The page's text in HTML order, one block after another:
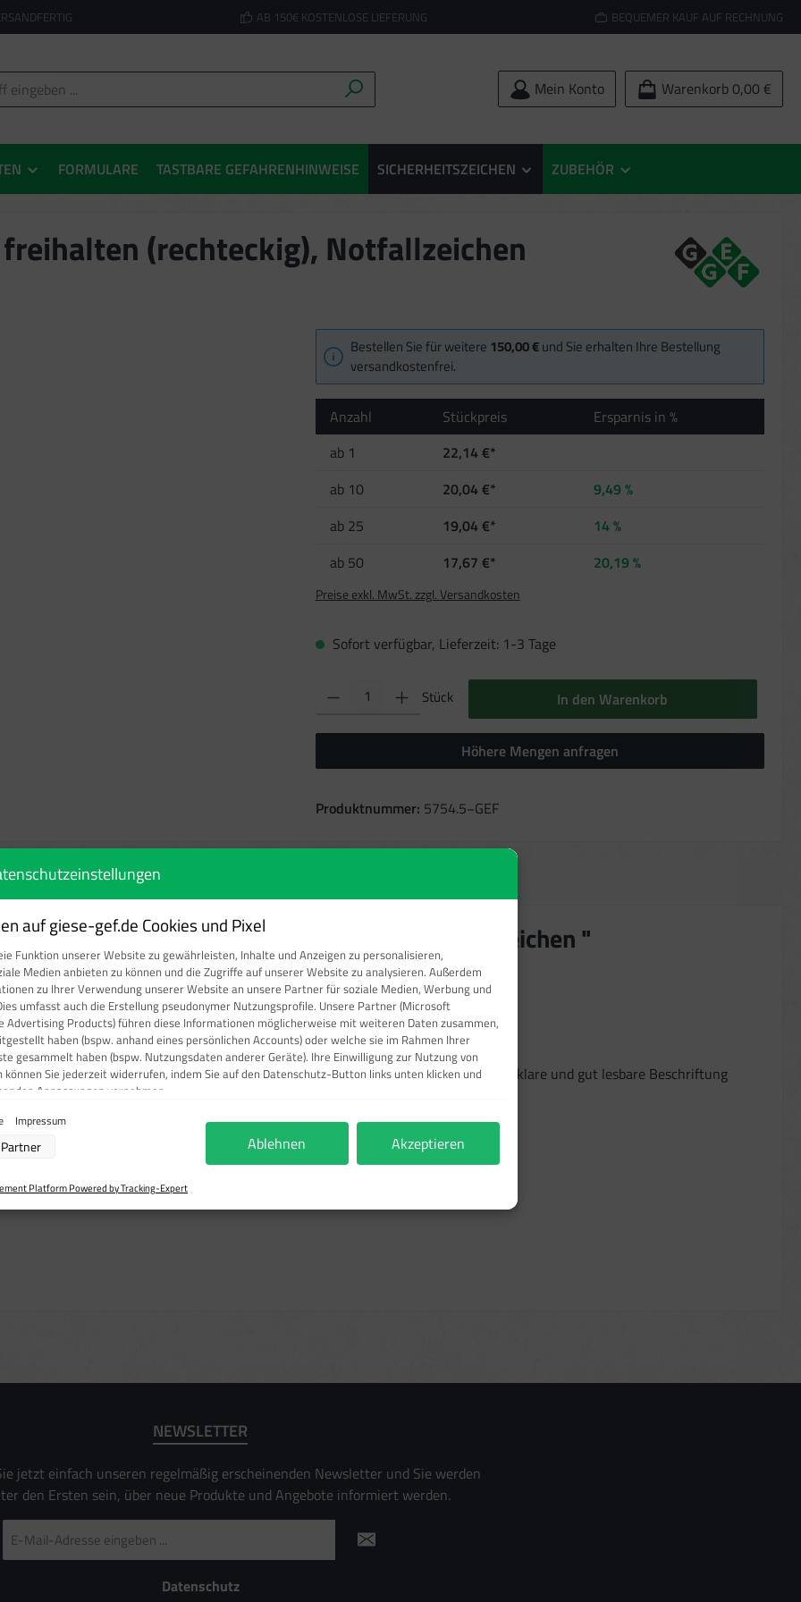
AB 150€ KOSTENLOSE LIEFERUNG BEQUEMER KAUF AUF RECHNUNG
Mein Konto Warenkorb 0,00 €
FORMULARE TASTBARE GEFAHRENHINWEISE SICHERHEITSZEICHEN ZUBEHÖR
(rechteckig), Notfallzeichen
Bestellen Sie für weitere 150,00 €und Sie erhalten Ihre Bestellung
versandkostenfrei.
Anzahl Stückpreis
Ersparnis in %
ab 1
22,14 €*
ab 10 20,04 €*
9,49 %
ab 25 19,04 €*
14 %
ab 50 17,67 €* 20,19 %
Preise exkl. MwSt. zzgl. Versandkosten
Sofort verfügbar, Lieferzeit: 1-3 Tage
Produkt Anzahl: Gib den gewünschten Wert ein oder benutze die Schaltflächen um die Anzahl zu erhöhen
Stück In den Warenkorb
Höhere Mengen anfragen
Produktnummer: 5754.5−GEF
ständig freihalten (rechteckig), Notfallzeichen "
(rechteckig), Notfallzeichen
Hinweisschild!
stets frei bleibt und Einsatzkräfte ungehindert passieren können. Die klare und gut lesbare Beschriftung
NEWSLETTER
jetzt einfach unseren regelmäßig erscheinenden Newsletter und Sie werden
den Ersten sein, über neue Produkte und Angebote informiert werden.
Mail-
Adresse
Datenschutz
auf giese-gef.de Cookies und Pixel
Funktion unserer Website zu gewährleisten, Inhalte und Anzeigen zu personalisieren,
Medien anbieten zu können und die Zugriffe auf unserer Website zu analysieren. Außerdem
zu Ihrer Verwendung unserer Website an unsere Partner für soziale Medien, Werbung und
umfasst auch die Erstellung pseudonymer Nutzungsprofile. Unsere Partner (Microsoft
Advertising Products) führen diese Informationen möglicherweise mit weiteren Daten zusammen,
haben (bspw. anhand eines persönlichen Accounts) oder welche sie im Rahmen Ihrer
gesammelt haben (bspw. Nutzungsdaten anderer Geräte). Ihre Einwilligung zur Nutzung von
können Sie jederzeit widerrufen, indem Sie auf den Datenschutz-Button links unten klicken und
Anpassungen vornehmen.
durch unsere Partner:
Zugriff auf Informationen auf einem Endgerät
zur Auswahl personalisierter Werbung
zur Personalisierung von Inhalten
Impressum
Partner Ablehnen Akzeptieren
Platform Powered by Tracking-Expert